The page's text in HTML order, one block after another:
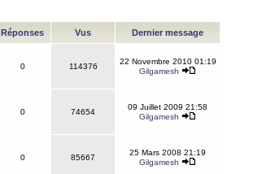
Réponses Vus Dernier message
0 114376
22 Novembre 2010 01:19
Gilgamesh
0 74654
09 Juillet 2009 21:58
Gilgamesh
0 85667
25 Mars 2008 21:19
Gilgamesh